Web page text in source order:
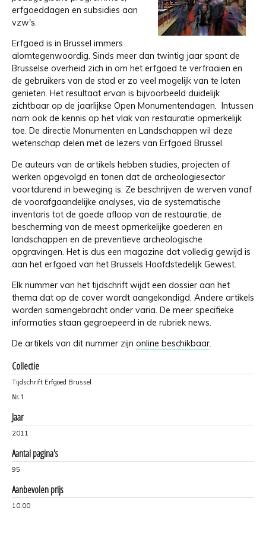
erfgoeddagen en subsidies aan
vzw's.
Erfgoed is in Brussel immers
alomtegenwoordig. Sinds meer dan twintig jaar spant de
Brusselse overheid zich in om het erfgoed te verfraaien en
de gebruikers van de stad er zo veel mogelijk van te laten
genieten. Het resultaat ervan is bijvoorbeeld duidelijk
zichtbaar op de jaarlijkse Open Monumentendagen. Intussen
nam ook de kennis op het vlak van restauratie opmerkelijk
toe. De directie Monumenten en Landschappen wil deze
wetenschap delen met de lezers van Erfgoed Brussel.
De auteurs van de artikels hebben studies, projecten of
werken opgevolgd en tonen dat de archeologiesector
voortdurend in beweging is. Ze beschrijven de werven vanaf
de voorafgaandelijke analyses, via de systematische
inventaris tot de goede afloop van de restauratie, de
bescherming van de meest opmerkelijke goederen en
landschappen en de preventieve archeologische
opgravingen. Het is dus een magazine dat volledig gewijd is
aan het erfgoed van het Brussels Hoofdstedelijk Gewest.
Elk nummer van het tijdschrift wijdt een dossier aan het
thema dat op de cover wordt aangekondigd. Andere artikels
worden samengebracht onder varia. De meer specifieke
informaties staan gegroepeerd in de rubriek news.
De artikels van dit nummer zijn online beschikbaar.
Collectie
Tijdschrift Erfgoed Brussel
Nr. 1
Jaar
2011
Aantal pagina's
95
Aanbevolen prijs
10,00